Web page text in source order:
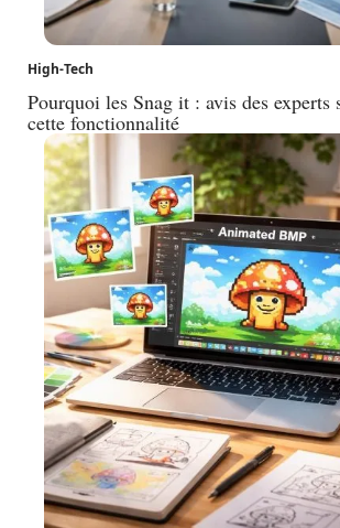
High-Tech
Pourquoi les Snag it : avis des experts
cette fonctionnalité